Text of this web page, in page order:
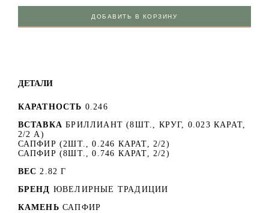
ДОБАВИТЬ В КОРЗИНУ
ДЕТАЛИ
КАРАТНОСТЬ 0.246
ВСТАВКА БРИЛЛИАНТ (8ШТ., КРУГ, 0.023 КАРАТ,
2/2 А)
САПФИР (2ШТ., 0.246 КАРАТ, 2/2)
САПФИР (8ШТ., 0.746 КАРАТ, 2/2)
ВЕС 2.82 Г
БРЕНД ЮВЕЛИРНЫЕ ТРАДИЦИИ
КАМЕНЬ САПФИР